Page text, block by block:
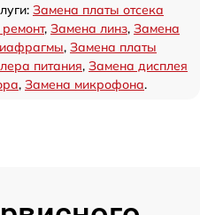
Замена платы отсека
, Замена линз, Замена
, Замена платы
питания, Замена дисплея
, Замена микрофона.